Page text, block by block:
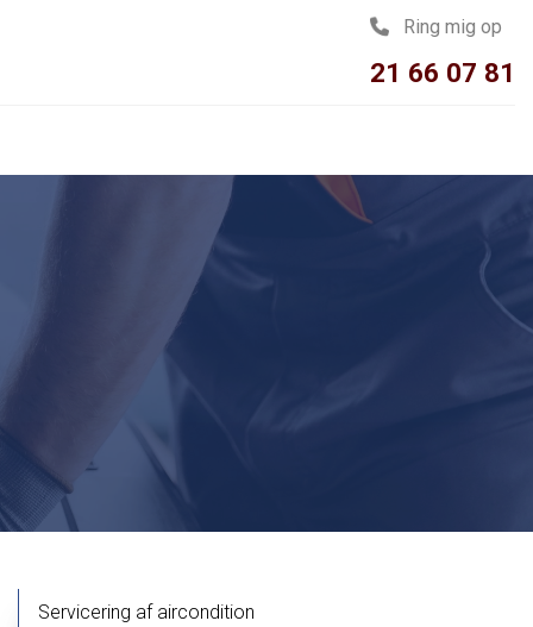
Ring mig op
21 66 07 81
Primær
Servicering af aircondition